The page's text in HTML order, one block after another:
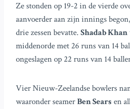
Ze stonden op 19-2 in de vierde
aanvoerder aan zijn innings
drie zessen bevatte. Shadab Khan
middenorde met 26 runs van 14
ongeslagen op 22 runs van 14
Vier Nieuw-Zeelandse bowlers
waaronder seamerBen Sears en